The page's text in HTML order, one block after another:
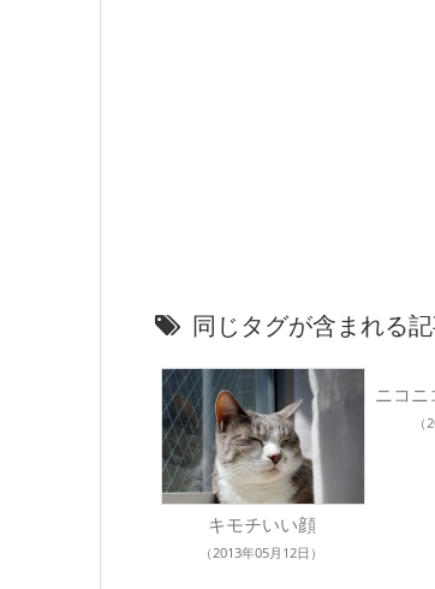
同じタグが含まれる
キモチいい顔
（2013年05月12日）
ニコニ